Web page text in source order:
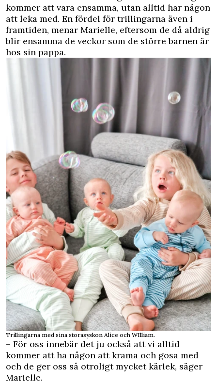
kommer att vara ensamma, utan alltid har någon
att leka med. En fördel för trillingarna även i
framtiden, menar Marielle, eftersom de då aldrig
blir ensamma de veckor som de större barnen är
hos sin pappa.
Trillingarna med sina storasyskon Alice och WIlliam.
– För oss innebär det ju också att vi alltid
kommer att ha någon att krama och gosa med
och de ger oss så otroligt mycket kärlek, säger
Marielle.